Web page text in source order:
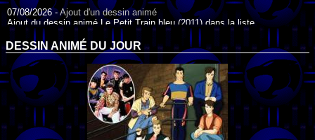
07/08/2026 -Ajout d'un dessin animé
Ajout du dessin animé Le Petit Train bleu (2011) dans la liste.
07/08/2026 - Ajout d'un dessin animé
Ajout du dessin animé Agent Spécial Oso (2009) dans la liste.
17/07/2026 -
Ajout d'un dessin animé
Ajout du dessin animé Peter Pan (1988) dans la liste.
17/07/2026 - Ajout d'un dessin animé
Ajout du dessin animé Le Bossu de Notre-Dame (1996) dans la liste.
DESSIN ANIMÉ DU JOUR